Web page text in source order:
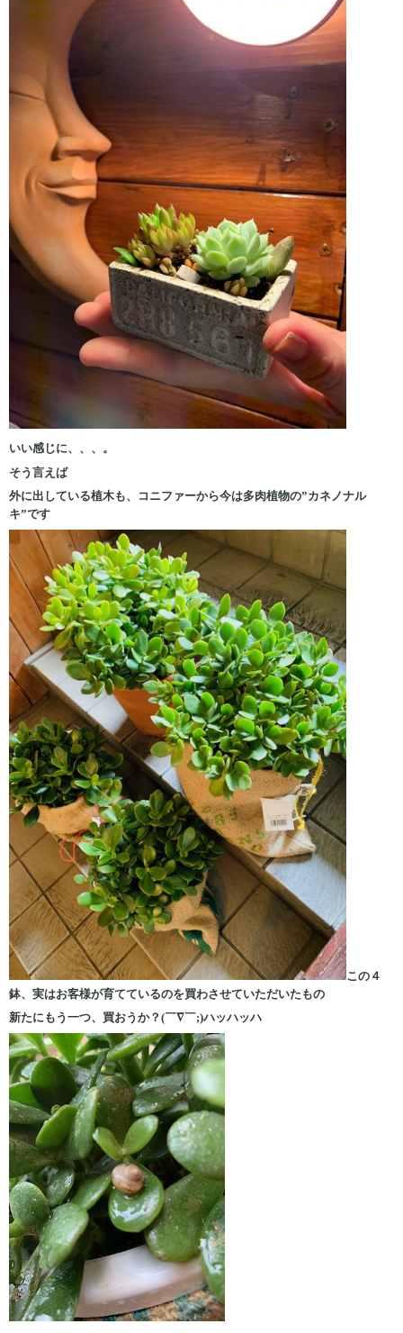
いい感じに、、、。
そう言えば
外に出している植木も、コニファーから今は多肉植物の”カネノナル
キ”です
この４
鉢、実はお客様が育てているのを買わさせていただいたもの
新たにもう一つ、買おうか？(￣∇￣;)ハッハッハ